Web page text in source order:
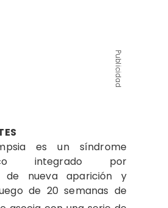
Publicidad
es un síndrome
integrado por
de nueva aparición y
de 20 semanas de